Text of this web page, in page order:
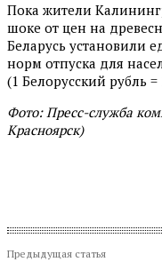
Пока жители
шоке от цен на
Беларусь установили
норм отпуска для
(1 Белорусский рубль
Фото: Пресс-служба
Красноярск)
Предыдущая статья